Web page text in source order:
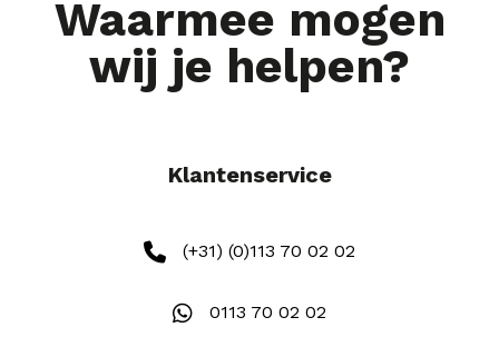
Waarmee mogen
wij je helpen?
Klantenservice
(+31) (0)113 70 02 02
0113 70 02 02